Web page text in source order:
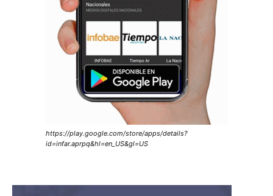
https://play.google.com/store/apps/details?
id=infar.aprpq&hl=en_US&gl=US